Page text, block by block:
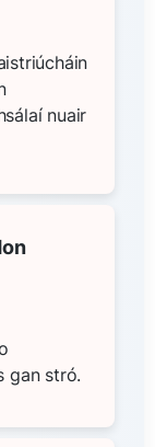
nuair
gan stró.